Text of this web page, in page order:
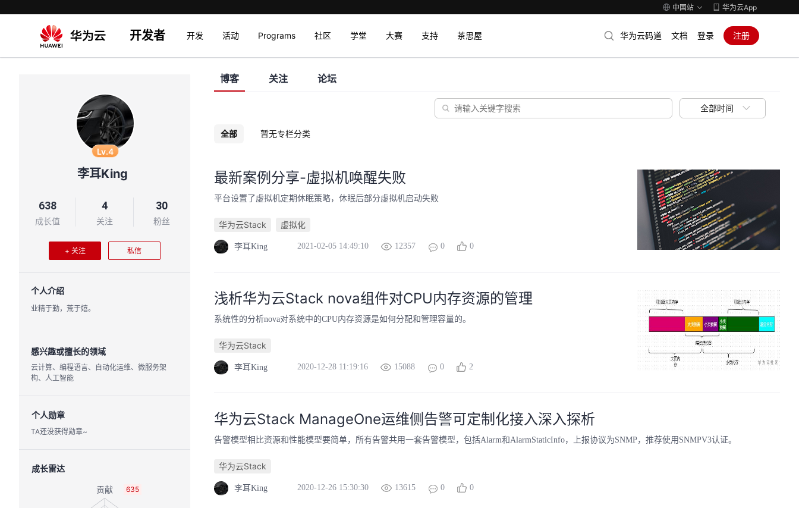
中国站 华为云App
开发者 开发 活动 Programs 社区 学堂 大赛 支持 茶思屋 华为云码道 文档 登录 注册
Lv.4
李耳King
638
成长值
4
关注
30
粉丝
+ 关注 私信
个人介绍
业精于勤，荒于嬉。
感兴趣或擅长的领域
云计算、编程语言、自动化运维、微服务架
构、人工智能
个人勋章
TA还没获得勋章~
成长雷达
635
博客 关注 论坛
全部时间
全部 暂无专栏分类
最新案例分享-虚拟机唤醒失败
平台设置了虚拟机定期休眠策略，休眠后部分虚拟机启动失败
华为云Stack 虚拟化
李耳King 2021-02-05 14:49:10 12357 0 0
浅析华为云Stack nova组件对CPU内存资源的管理
系统性的分析nova对系统中的CPU内存资源是如何分配和管理容量的。
华为云Stack
李耳King 2020-12-28 11:19:16 15088 0 2
华为云Stack ManageOne运维侧告警可定制化接入深入探析
告警模型相比资源和性能模型要简单，所有告警共用一套告警模型，包括Alarm和AlarmStaticInfo，上报协议为SNMP，推荐使用SNMPV3认证。
华为云Stack
李耳King 2020-12-26 15:30:30 13615 0 0